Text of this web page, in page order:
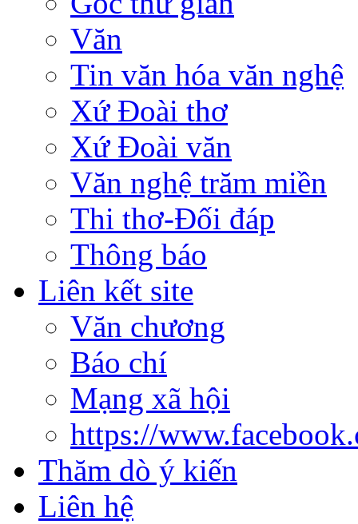
Văn
Tin văn hóa văn nghệ
Xứ Đoài thơ
Xứ Đoài văn
Văn nghệ trăm miền
Thi thơ-Đối đáp
Thông báo
Liên kết site
Văn chương
Báo chí
Mạng xã hội
https://
Thăm dò ý kiến
Liên hệ